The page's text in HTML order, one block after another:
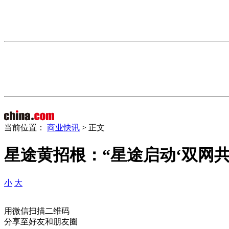
当前位置： 商业快讯 > 正文
星途黄招根：“星途启动‘双网
小 大
用微信扫描二维码
分享至好友和朋友圈